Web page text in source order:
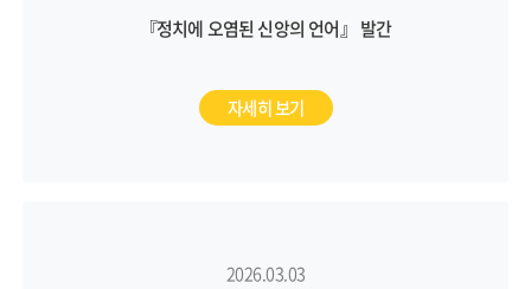
『정치에 오염된 신앙의 언어』 발간
자세히 보기
2026.03.03